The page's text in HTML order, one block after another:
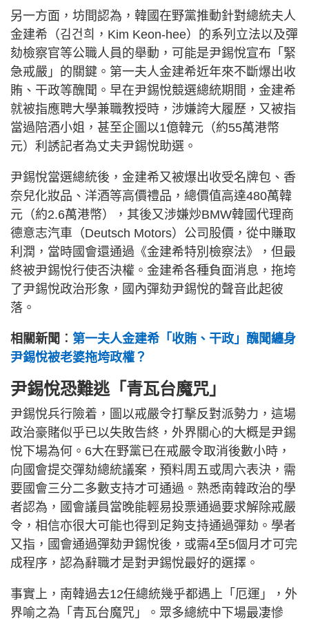
另一方面，坊間認為，韓國在野黨推動針對總統夫人
金建希（김건희，Kim Keon-hee）的系列立法以及彈
劾檢察官等公職人員的舉動，可能是尹錫悅宣布「緊
急戒嚴」的關鍵。第一夫人金建希近年來不斷爆出收
賄、干政等醜聞。早在尹錫悅競選總統期間，金建希
就被指應聘大學兼職教授時，涉嫌誇大履歷，又被指
當過陪酒小姐，甚至企圖以1億韓元（約55萬港幣
元）利誘記者為丈夫尹錫悅助選。
尹錫悅當選總統後，金建希又被爆出收受名牌包、香
奈兒化妝品、洋酒等高價禮品，總價值高達480萬韓
元（約2.6萬港幣），其後又涉嫌炒BMW韓國代理商
德意志汽車（Deutsch Motors）公司股價，從中賺取
利潤，當時國會還通過《金建希特別檢察法》，但最
終被尹錫悅行使否決權。金建希各種負面消息，拖垮
了尹錫悅政治形象，國內彈劾尹錫悅的聲音此起彼
落。
相關新聞︰ 第一夫人金建希「收賄、干政」醜聞纏身
尹錫悅被老婆拖垮政權？
尹錫悅恐難逃「青瓦台魔咒」
尹錫悅兵行險着，圖以戒嚴令打擊反對派勢力，這場
政治豪賭似乎已以失敗告終，外界關心的大概是尹錫
悅下場為何。6大在野黨已在戒嚴令取消後數小時，
向國會提交彈劾總統議案，預料周五或周六表決，需
要國會三分二多數支持才可通過。熟悉南韓政治的學
者認為，國會議員當晚能輕易投票通過要求解除戒嚴
令，相信亦很大可能也得到足夠支持通過彈劾。學者
又指，國會通過彈劾尹錫悅後，或需4至5個月才可完
成程序，認為辭職才是對尹錫悅最好的選擇。
事實上，南韓過去12任總統幾乎都遇上「厄運」，外
界喻之為「青瓦台魔咒」。眾多總統中下場最凄慘